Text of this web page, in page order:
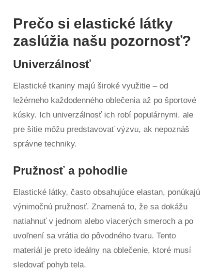
Prečo si elastické látky
zaslúžia našu pozornosť?
Univerzálnosť
Elastické tkaniny majú široké využitie – od
ležérneho každodenného oblečenia až po športové
kúsky. Ich univerzálnosť ich robí populárnymi, ale
pre šitie môžu predstavovať výzvu, ak nepoznáš
správne techniky.
Pružnosť a pohodlie
Elastické látky, často obsahujúce elastan, ponúkajú
výnimočnú pružnosť. Znamená to, že sa dokážu
natiahnuť v jednom alebo viacerých smeroch a po
uvoľnení sa vrátia do pôvodného tvaru. Tento
materiál je preto ideálny na oblečenie, ktoré musí
sledovať pohyb tela.